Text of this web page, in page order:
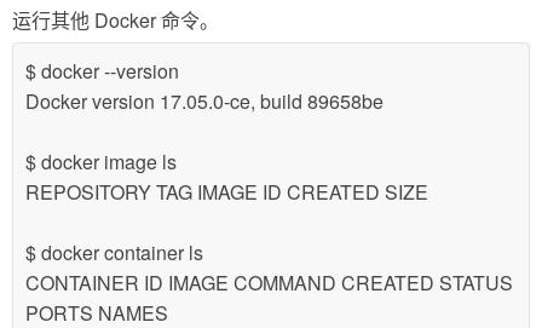
运行其他 Docker 命令。
$ docker --version
Docker version 17.05.0-ce, build 89658be
$ docker image ls
REPOSITORY TAG IMAGE ID CREATED SIZE
$ docker container ls
CONTAINER ID IMAGE COMMAND CREATED STATUS
PORTS NAMES